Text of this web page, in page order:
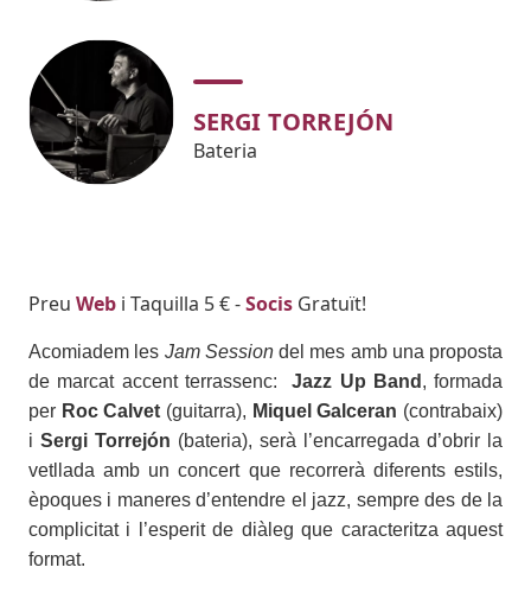
SERGI TORREJÓN
Bateria
Body
Preu Web i Taquilla 5 € -Socis Gratuït!
Acomiadem les Jam Sessiondel mes amb una proposta
de marcat accent terrassenc:Jazz Up Band , formada
per Roc Calvet (guitarra), Miquel Galceran (contrabaix)
i Sergi Torrejón (bateria), serà l’encarregada d’obrir la
vetllada amb un concert que recorrerà diferents estils,
èpoques i maneres d’entendre el jazz, sempre des de la
complicitat i l’esperit de diàleg que caracteritza aquest
format.